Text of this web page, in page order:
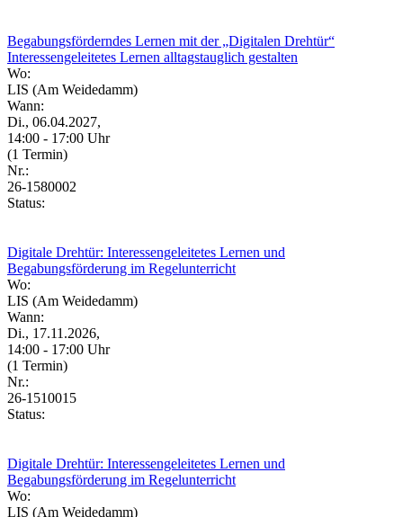
Begabungsförderndes Lernen mit der „Digitalen Drehtür“
Interessengeleitetes Lernen alltagstauglich gestalten
Wo:
LIS (Am Weidedamm)
Wann:
Di., 06.04.2027,
14:00 - 17:00 Uhr
(1 Termin)
Nr.:
26-1580002
Status:
Digitale Drehtür: Interessengeleitetes Lernen und
Begabungsförderung im Regelunterricht
Wo:
LIS (Am Weidedamm)
Wann:
Di., 17.11.2026,
14:00 - 17:00 Uhr
(1 Termin)
Nr.:
26-1510015
Status:
Digitale Drehtür: Interessengeleitetes Lernen und
Begabungsförderung im Regelunterricht
Wo:
LIS (Am Weidedamm)